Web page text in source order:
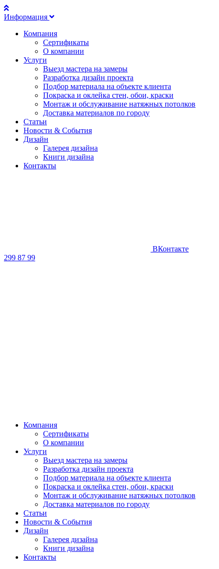
Информация
Компания
Сертификаты
О компании
Услуги
Выезд мастера на замеры
Разработка дизайн проекта
Подбор материала на объекте клиента
Покраска и оклейка стен, обои, краски
Монтаж и обслуживание натяжных потолков
Доставка материалов по городу
Статьи
Новости & События
Дизайн
Галерея дизайна
Книги дизайна
Контакты
ВКонтакте
299 87 99
Компания
Сертификаты
О компании
Услуги
Выезд мастера на замеры
Разработка дизайн проекта
Подбор материала на объекте клиента
Покраска и оклейка стен, обои, краски
Монтаж и обслуживание натяжных потолков
Доставка материалов по городу
Статьи
Новости & События
Дизайн
Галерея дизайна
Книги дизайна
Контакты